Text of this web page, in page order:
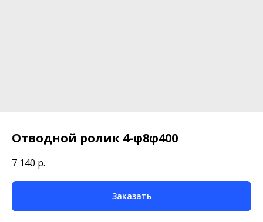
Отводной ролик 4-φ8φ400
7 140 р.
Заказать